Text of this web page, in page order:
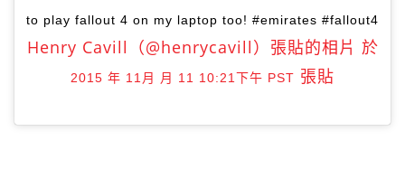
to play fallout 4 on my laptop too! #emirates #fallout4
Henry Cavill（@henrycavill）張貼的相片 於
2015 年 11月 月 11 10:21下午 PST 張貼